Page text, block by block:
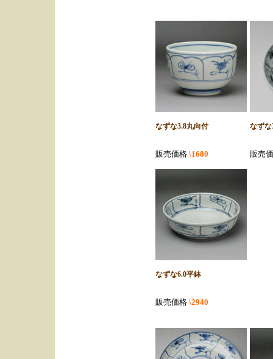
なずな3.8丸向付
販売価格 \1680
なず
販売
なずな6.0平鉢
販売価格 \2940